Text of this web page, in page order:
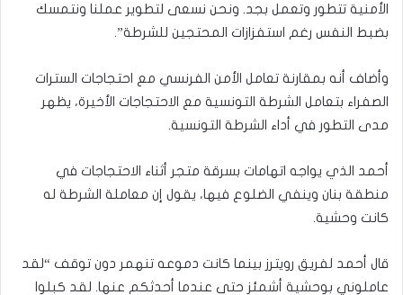
الأمنية تتطور وتعمل بجد. ونحن نسعى لتطوير عملنا ونتمسك
بضبط النفس رغم استفزازات المحتجين للشرطة”.
وأضاف أنه بمقارنة تعامل الأمن الفرنسي مع احتجاجات السترات
الصفراء بتعامل الشرطة التونسية مع الاحتجاجات الأخيرة، يظهر
مدى التطور في أداء الشرطة التونسية.
أحمد الذي يواجه اتهامات بسرقة متجر أثناء الاحتجاجات في
منطقة بنان وينفي الضلوع فيها، يقول إن معاملة الشرطة له
كانت وحشية.
قال أحمد لفريق رويترز بينما كانت دموعه تنهمر دون توقف “لقد
عاملوني بوحشية أشمئز حتى عندما أحدثكم عنها. لقد كبلوا